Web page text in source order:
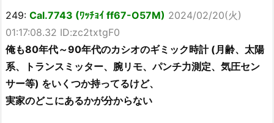
249: Cal.7743 (ﾜｯﾁｮｲ ff67-O57M) 2024/02/20(火)
01:17:08.32 ID:zc2txtgF0
俺も80年代～90年代のカシオのギミック時計 (月齢、太陽
系、トランスミッター、腕リモ、パンチ力測定、気圧セン
サー等) をいくつか持ってるけど、
実家のどこにあるかが分からない